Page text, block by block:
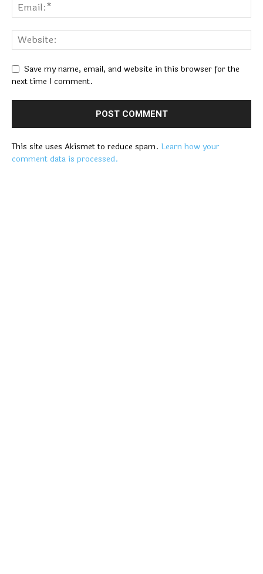
Save my name, email, and website in this browser for the
next time I comment.
This site uses Akismet to reduce spam. Learn how your
comment data is processed.